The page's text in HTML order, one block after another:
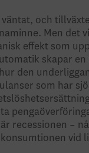
och
Men det
effekt som
skapar en
den
som har
recessionen –
vid